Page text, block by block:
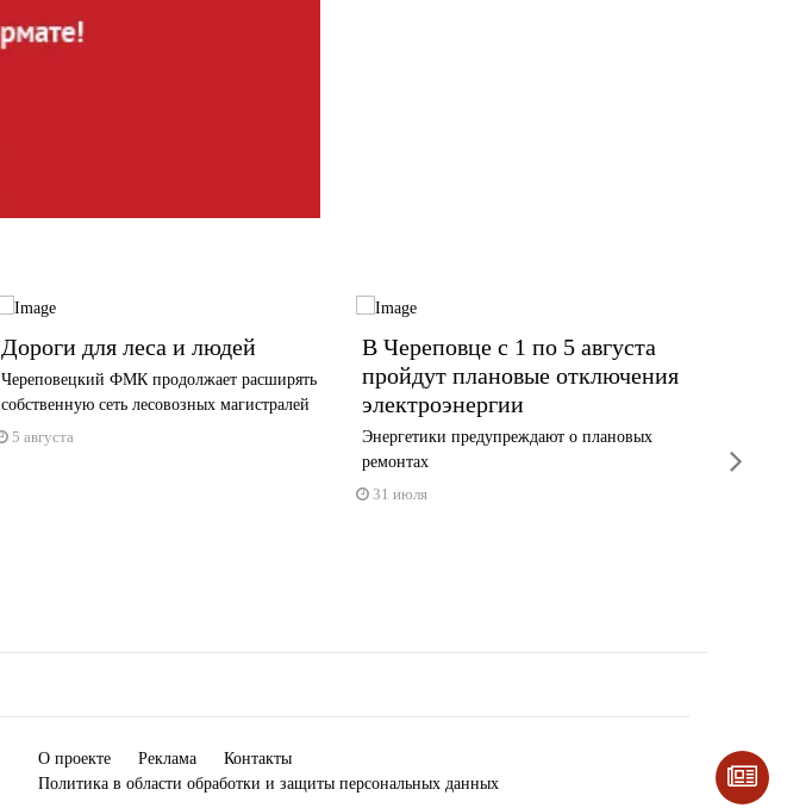
Дороги для леса и людей
Череповецкий ФМК продолжает расширять
собственную сеть лесовозных магистралей
5 августа
В Череповце с 1 по 5 августа
пройдут плановые отключения
электроэнергии
Энергетики предупреждают о плановых
ремонтах
31 июля
30 июля
О проекте Реклама
Контакты
Политика в области обработки и защиты персональных данных